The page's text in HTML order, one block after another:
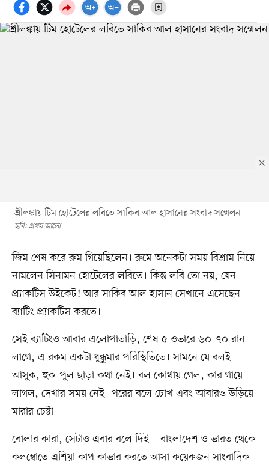
শ্রীলঙ্কায় টিম হোটেলের লবিতে সাকিব আল হাসানের সংবাদ সম্মেলন
ছবি: প্রথম আলো
জিম শেষ করে রুম গিয়েছিলেন। রুমে অনেকটা সময় বিশ্রাম নিয়ে
নামলেন সিনামন হোটেলের লবিতে। কিন্তু লবি তো নয়, যেন
প্র্যাকটিস উইকেট! আর সাকিব আল হাসান সেখানে এসেছেন
ব্যাটিং প্র্যাকটিস করতে।
সেই ব্যাটিংও আবার এলোপাতাড়ি, শেষ ৫ ওভারে ৬০–৭০ রান
লাগে, এ রকম একটা ধুন্ধুমার পরিস্থিতিতে। সামনে যে বলই
আসুক, হুক–পুল ছাড়া কথা নেই। বল কোথায় গেল, কার গায়ে
লাগল, দেখার সময় নেই। পরের বলে চোখ এবং আবারও উড়িয়ে
মারার চেষ্টা।
বোলার কারা, সেটাও এবার বলে দিই—বাংলাদেশ ও ভারত থেকে
কলম্বোতে এশিয়া কাপ কাভার করতে আসা কয়েকজন সাংবাদিক।